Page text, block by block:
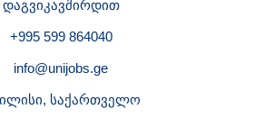
დაგვიკავშირდით
+995 599 864040
info@unijobs.ge
საქართველო